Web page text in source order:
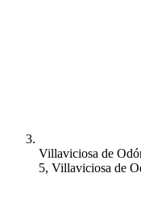
Villaviciosa de
5, Villaviciosa de